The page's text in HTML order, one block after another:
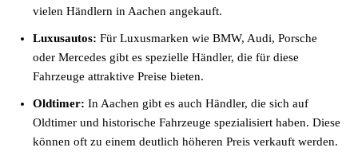
vielen Händlern in Aachen angekauft.
Luxusautos: Für Luxusmarken wie BMW, Audi, Porsche
oder Mercedes gibt es spezielle Händler, die für diese
Fahrzeuge attraktive Preise bieten.
Oldtimer: In Aachen gibt es auch Händler, die sich auf
Oldtimer und historische Fahrzeuge spezialisiert haben. Diese
können oft zu einem deutlich höheren Preis verkauft werden.